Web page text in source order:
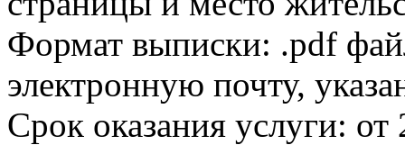
Формат выписки: .pdf
электронную почту,
Срок оказания услуги: от